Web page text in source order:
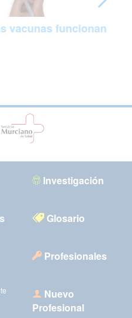
vacunas funcionan
Investigación
Glosario
Profesionales
Nuevo
Profesional